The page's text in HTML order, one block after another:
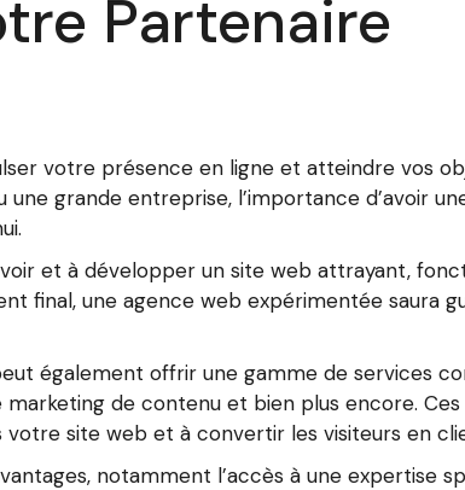
Partenaire
votre présence en ligne et atteindre vos
grande entreprise, l’importance d’avoir
et à développer un site web attrayant,
final, une agence web expérimentée saura
également offrir une gamme de services
de contenu et bien plus encore.
site web et à convertir les visiteurs en
notamment l’accès à une expertise